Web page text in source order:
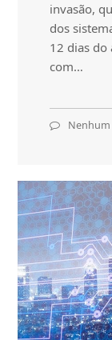
invasão,
dos
12 dias do
com…